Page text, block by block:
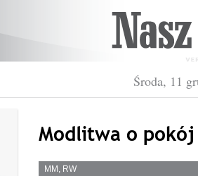
Środa, 11
Modlitwa o pokój
MM, RW